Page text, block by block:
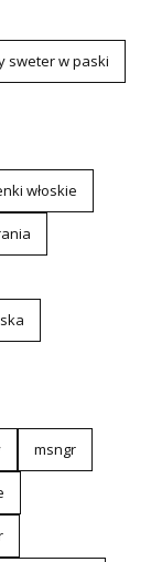
sweter w paski
włoskie
msngr